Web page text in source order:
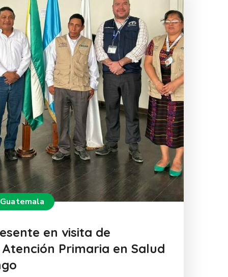
en visita de
Primaria en Salud